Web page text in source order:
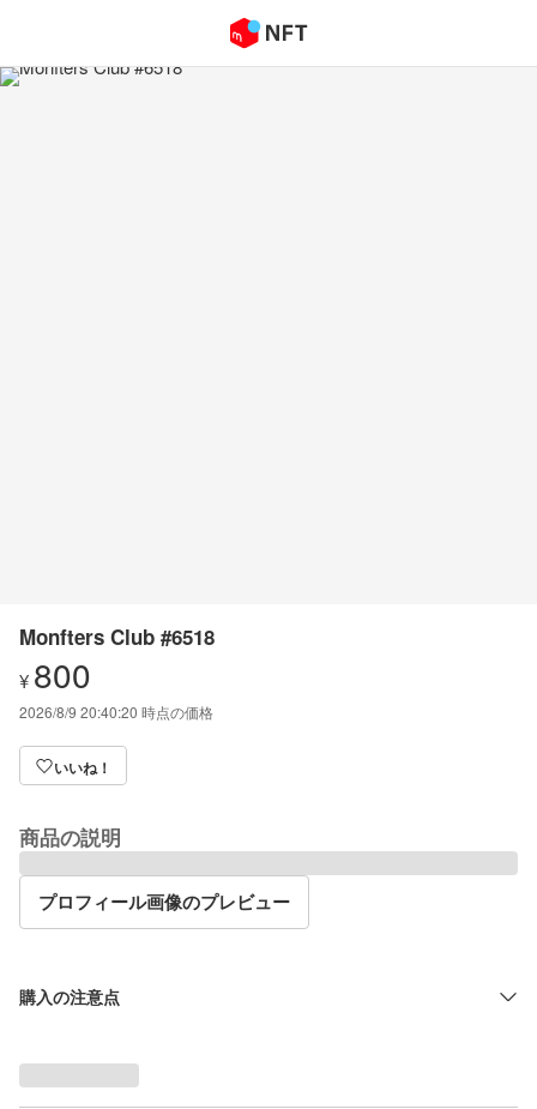
Monfters Club #6518
¥ 800
2026/8/9 20:40:20 時点の価格
いいね！
商品の説明
プロフィール画像のプレビュー
購入の注意点